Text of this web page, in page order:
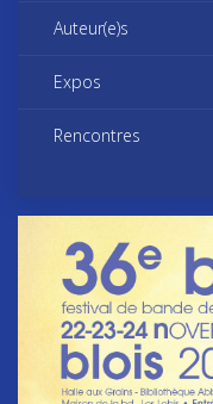
Auteur(e)s
Expos
Rencontres